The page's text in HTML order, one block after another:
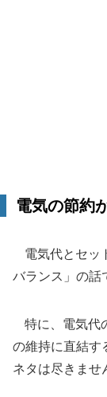
電気の節約
電気代とセッ
バランス」の話
特に、電気代
の維持に直結す
ネタは尽きませ